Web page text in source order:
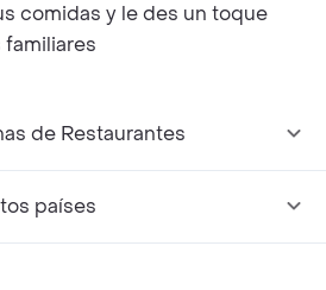
comidas y le des un toque
de Restaurantes
países